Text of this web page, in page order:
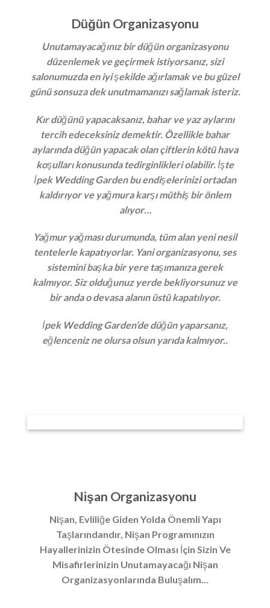
Düğün Organizasyonu
Unutamayacağınız bir düğün organizasyonu
düzenlemek ve geçirmek istiyorsanız, sizi
salonumuzda en iyi şekilde ağırlamak ve bu güzel
günü sonsuza dek unutmamanızı sağlamak isteriz.
Kır düğünü yapacaksanız, bahar ve yaz aylarını
tercih edeceksiniz demektir. Özellikle bahar
aylarında düğün yapacak olan çiftlerin kötü hava
koşulları konusunda tedirginlikleri olabilir. İşte
İpek Wedding Garden bu endişelerinizi ortadan
kaldırıyor ve yağmura karşı müthiş bir önlem
alıyor…
Yağmur yağması durumunda, tüm alan yeni nesil
tentelerle kapatıyorlar. Yani organizasyonu, ses
sistemini başka bir yere taşımanıza gerek
kalmıyor. Siz olduğunuz yerde bekliyorsunuz ve
bir anda o devasa alanın üstü kapatılıyor.
İpek Wedding Garden’de düğün yaparsanız,
eğlenceniz ne olursa olsun yarıda kalmıyor..
Nişan Organizasyonu
Nişan, Evliliğe Giden Yolda Önemli Yapı
Taşlarındandır, Nişan Programınızın
Hayallerinizin Ötesinde Olması İçin Sizin Ve
Misafirlerinizin Unutamayacağı Nişan
Organizasyonlarında Buluşalım…